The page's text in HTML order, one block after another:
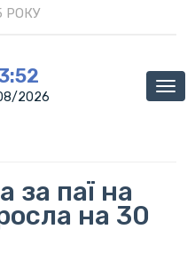
РОКУ
2026
за паї на
на 30